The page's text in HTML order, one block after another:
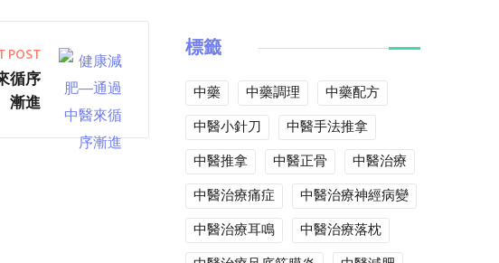
POST
循序
漸進
標籤
中藥 中藥調理
中藥配方
中醫小針刀
中醫手法推拿
中醫推拿
中醫正骨
中醫治療
中醫治療痛症
中醫治療神經病變
中醫治療耳鳴
中醫治療落枕